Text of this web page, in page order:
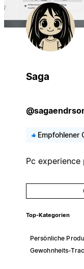
Saga
Empfohlener
Pc
Top-Kategorien
Persönliche
Gewohnheits-